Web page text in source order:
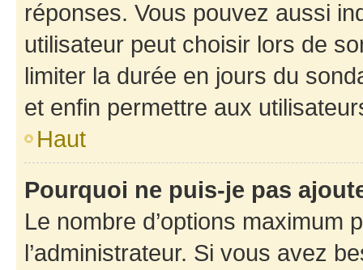
réponses. Vous pouvez aussi
utilisateur peut choisir lors de
limiter la durée en jours du
et enfin permettre aux
Haut
Pourquoi ne puis-je pas
Le nombre d’options maximum
l’administrateur. Si vous avez